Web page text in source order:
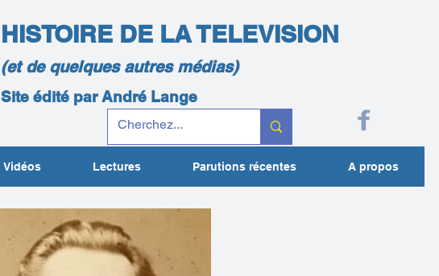
HISTOIRE DE LA TELEVISION
(et de quelques autres médias)
Site édité par André Lange
Vidéos Lectures Parutions récentes A propos